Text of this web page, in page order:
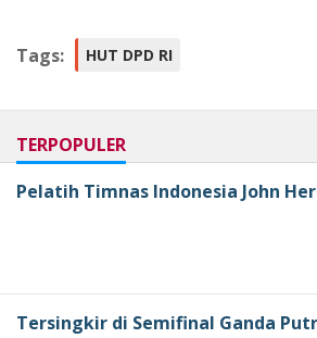
Tags: HUT DPD RI
TERPOPULER
Pelatih Timnas Indonesia John
Tersingkir di Semifinal Ganda